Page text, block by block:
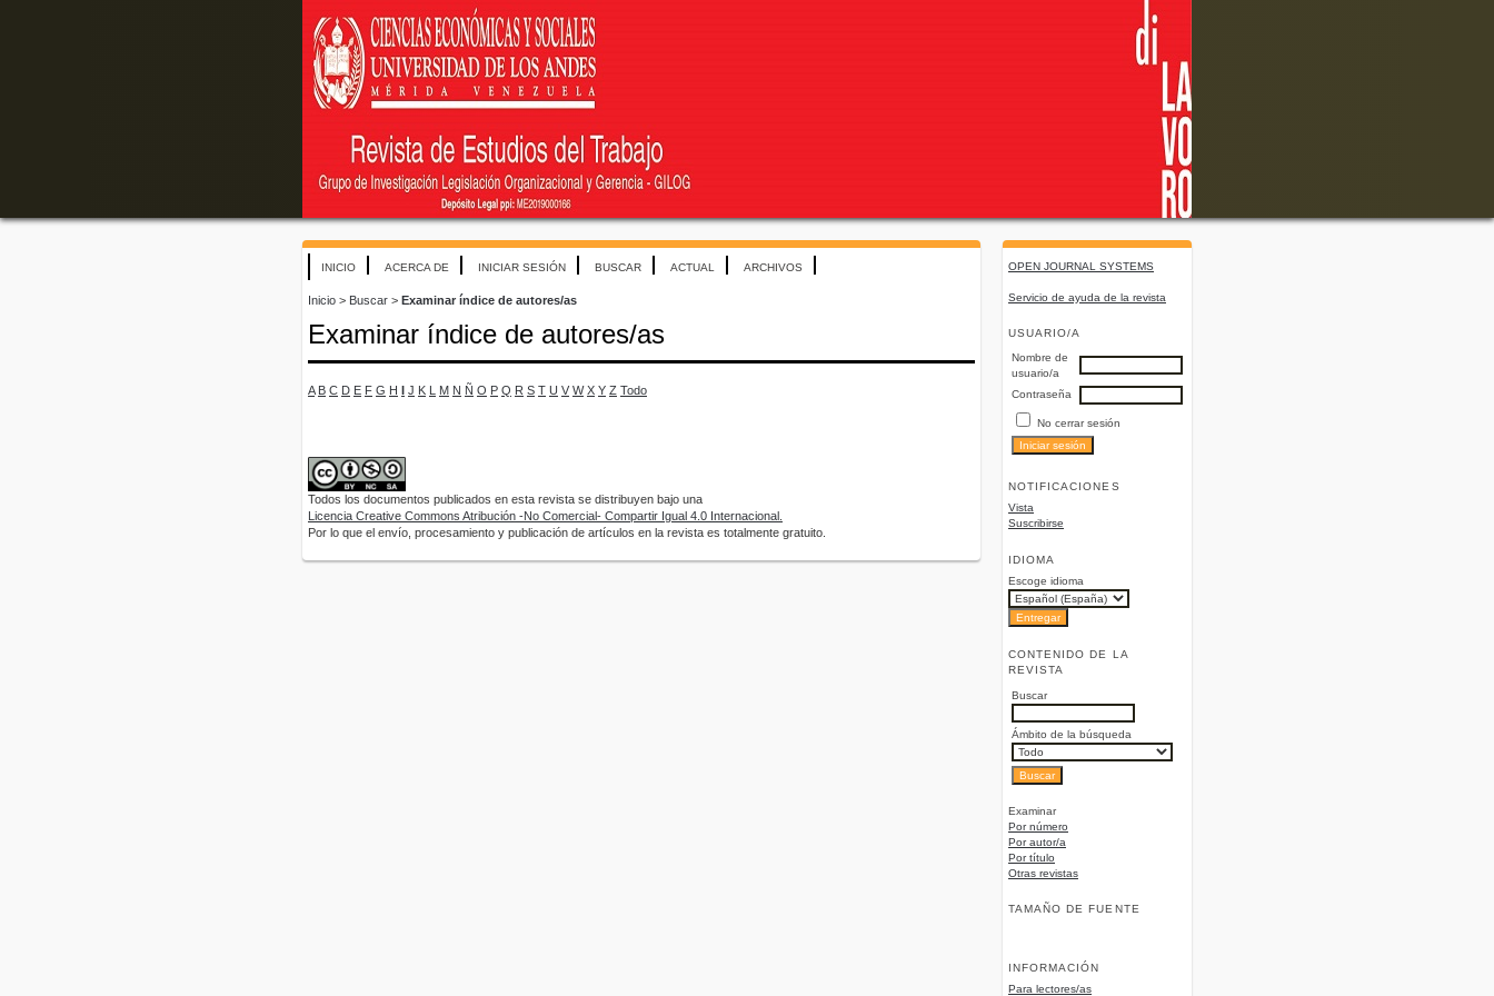
OPEN JOURNAL SYSTEMS
Servicio de ayuda de la revista
USUARIO/A
Nombre de
usuario/a
Contraseña
No cerrar sesión
NOTIFICACIONES
Vista
Suscribirse
IDIOMA
Escoge idioma
CONTENIDO DE LA
REVISTA
Buscar
Ámbito de la búsqueda
Examinar
Por número
Por autor/a
Por título
Otras revistas
TAMAÑO DE FUENTE
INFORMACIÓN
Para lectores/as
INICIO ACERCA DE INICIAR SESIÓN BUSCAR ACTUAL ARCHIVOS
Inicio > Buscar > Examinar índice de autores/as
Examinar índice de autores/as
A B C D E F G H I J K L M N Ñ O P Q R S T U V W X Y Z Todo
Todos los documentos publicados en esta revista se distribuyen bajo una
Licencia Creative Commons Atribución -No Comercial- Compartir Igual 4.0 Internacional.
Por lo que el envío, procesamiento y publicación de artículos en la revista es totalmente gratuito.